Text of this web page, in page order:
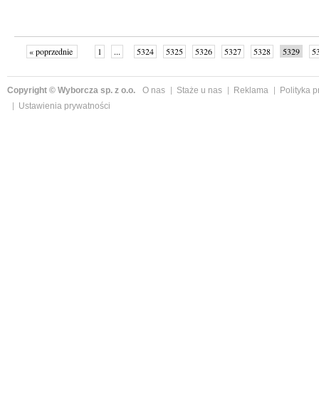
« poprzednie 1 ... 5324 5325 5326 5327 5328 5329
Copyright © Wyborcza sp. z o.o. O nas Staże u nas Reklama
Polityka
Ustawienia prywatności